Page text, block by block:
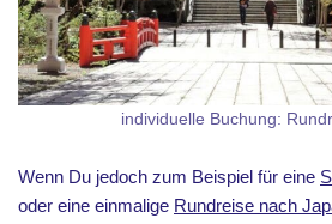
individuelle Buchung:
Wenn Du jedoch zum Beispiel für eine
oder eine einmalige Rundreise nach